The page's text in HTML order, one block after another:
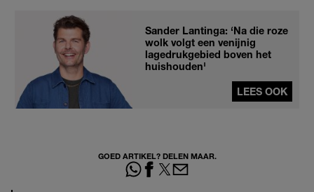
Sander Lantinga: ‘Na die roze
wolk volgt een venijnig
lagedrukgebied boven het
huishouden'
LEES OOK
GOED ARTIKEL? DELEN MAAR.